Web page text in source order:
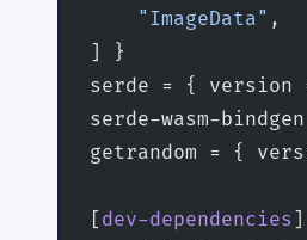
    "ImageData"
,
] }
serde = { version
serde-wasm-
getrandom = {
[ dev-dependencies ]